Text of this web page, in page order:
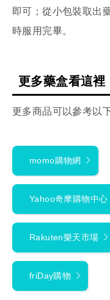
即可；從小包裝取出
時服用完畢。
更多藥盒看這裡
更多商品可以參考以
momo購物網
Yahoo奇摩購物中心
Rakuten樂天市場
friDay購物